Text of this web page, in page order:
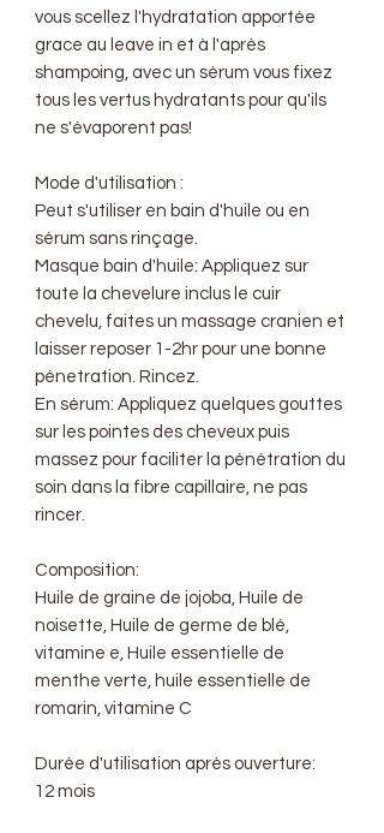
vous scellez l'hydratation apportée
grace au leave in et à l'après
shampoing, avec un sérum vous fixez
tous les vertus hydratants pour qu'ils
ne s'évaporent pas!
Mode d'utilisation :
Peut s'utiliser en bain d'huile ou en
sérum sans rinçage.
Masque bain d'huile: Appliquez sur
toute la chevelure inclus le cuir
chevelu, faites un massage cranien et
laisser reposer 1-2hr pour une bonne
pénetration. Rincez.
En sérum: Appliquez quelques gouttes
sur les pointes des cheveux puis
massez pour faciliter la pénétration du
soin dans la fibre capillaire, ne pas
rincer.
Composition:
Huile de graine de jojoba, Huile de
noisette, Huile de germe de blé,
vitamine e, Huile essentielle de
menthe verte, huile essentielle de
romarin, vitamine C
Durée d'utilisation après ouverture:
12 mois